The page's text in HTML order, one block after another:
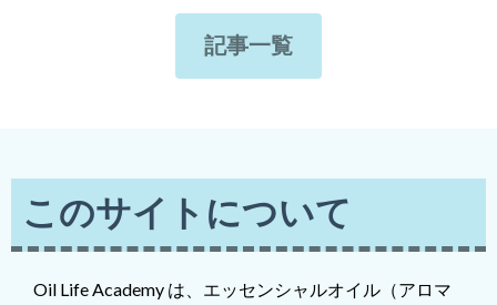
記事一覧
このサイトについて
Oil Life Academy は、エッセンシャルオイル（アロマ